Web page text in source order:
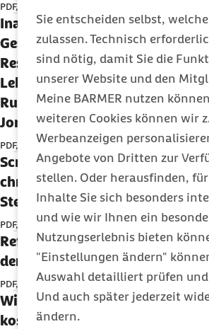
Sie entscheiden selbst, welche
zulassen. Technisch
sind nötig, damit Sie die
unserer Website und den
Meine BARMER nutzen
weiteren Cookies können wir
Werbeanzeigen
Angebote von Dritten zur
stellen. Oder herausfinden,
Inhalte Sie sich besonders
und wie wir Ihnen ein
Nutzungserlebnis bieten
"Einstellungen ändern"
Auswahl detailliert prüfen
Und auch später jederzeit
ändern.
PDF, 232,74 KB
Inanspruchnahme von
Gesundheitsleistungen und
Ressourceneinsatz während der
Lebensmonate (Lukas
Rudolf Blankart, Annika Maren
Jonas Schreyögg)
PDF, 324,54 KB
Screening-Maßnahmen bei
chronischen Erkrankungen (Dirk
Stephanie Stock)
PDF, 220,67 KB
Reformen für Pflegebedürftige
der Weg? (Monika Kücking)
PDF, 167,31 KB
Wie viel darf therapeutischer
kosten? (Boris von Maydell,